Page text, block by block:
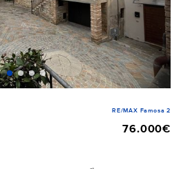
RE/MAX Famosa 2
76.000€